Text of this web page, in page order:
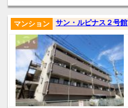
サン・ルピナス２号館
マンション